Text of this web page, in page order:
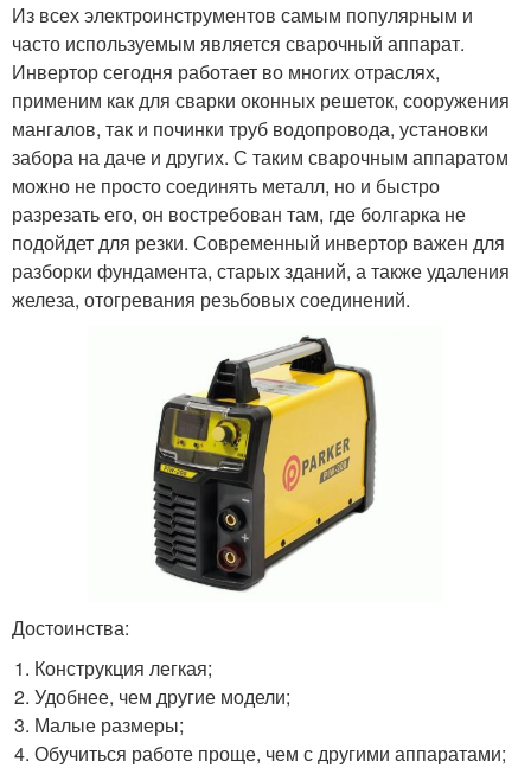
Из всех электроинструментов самым популярным и
часто используемым является сварочный аппарат.
Инвертор сегодня работает во многих отраслях,
применим как для сварки оконных решеток, сооружения
мангалов, так и починки труб водопровода, установки
забора на даче и других. С таким сварочным аппаратом
можно не просто соединять металл, но и быстро
разрезать его, он востребован там, где болгарка не
подойдет для резки. Современный инвертор важен для
разборки фундамента, старых зданий, а также удаления
железа, отогревания резьбовых соединений.
Достоинства:
Конструкция легкая;
Удобнее, чем другие модели;
Малые размеры;
Обучиться работе проще, чем с другими аппаратами;